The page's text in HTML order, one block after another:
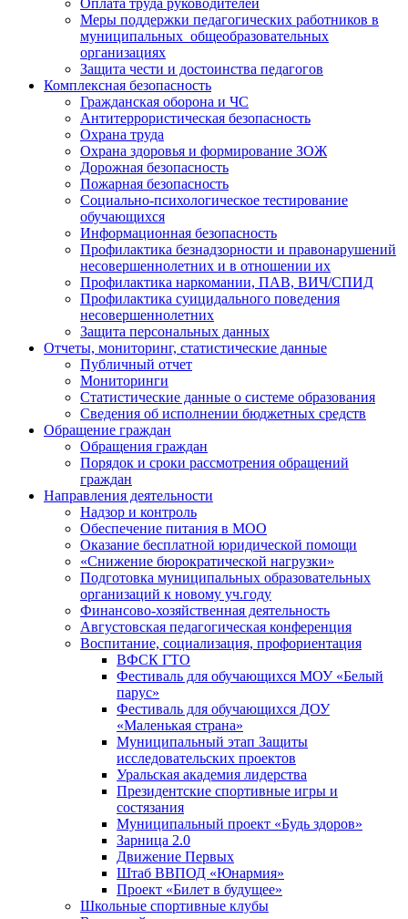
Оплата труда руководителей
Меры поддержки педагогических работников в
муниципальных общеобразовательных
организациях
Защита чести и достоинства педагогов
Комплексная безопасность
Гражданская оборона и ЧС
Антитеррористическая безопасность
Охрана труда
Охрана здоровья и формирование ЗОЖ
Дорожная безопасность
Пожарная безопасность
Социально-психологическое тестирование
обучающихся
Информационная безопасность
Профилактика безнадзорности и правонарушений
несовершеннолетних и в отношении их
Профилактика наркомании, ПАВ, ВИЧ/СПИД
Профилактика суицидального поведения
несовершеннолетних
Защита персональных данных
Отчеты, мониторинг, статистические данные
Публичный отчет
Мониторинги
Статистические данные о системе образования
Сведения об исполнении бюджетных средств
Обращение граждан
Обращения граждан
Порядок и сроки рассмотрения обращений
граждан
Направления деятельности
Надзор и контроль
Обеспечение питания в МОО
Оказание бесплатной юридической помощи
«Снижение бюрократической нагрузки»
Подготовка муниципальных образовательных
организаций к новому уч.году
Финансово-хозяйственная деятельность
Августовская педагогическая конференция
Воспитание, социализация, профориентация
ВФСК ГТО
Фестиваль для обучающихся МОУ «Белый
парус»
Фестиваль для обучающихся ДОУ
«Маленькая страна»
Муниципальный этап Защиты
исследовательских проектов
Уральская академия лидерства
Президентские спортивные игры и
состязания
Муниципальный проект «Будь здоров»
Зарница 2.0
Движение Первых
Штаб ВВПОД «Юнармия»
Проект «Билет в будущее»
Школьные спортивные клубы